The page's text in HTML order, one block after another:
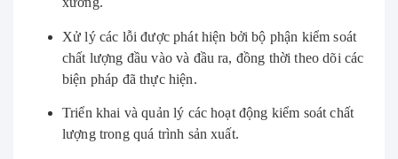
Xử lý các lỗi được phát hiện bởi bộ phận kiểm soát
chất lượng đầu vào và đầu ra, đồng thời theo dõi các
biện pháp đã thực hiện.
Triển khai và quản lý các hoạt động kiểm soát chất
lượng trong quá trình sản xuất.